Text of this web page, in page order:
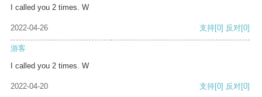
I called you 2 times. W
2022-04-26 支持[0] 反对[0]
游客
I called you 2 times. W
2022-04-20 支持[0] 反对[0]